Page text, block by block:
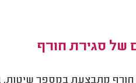
של סגירת חורף